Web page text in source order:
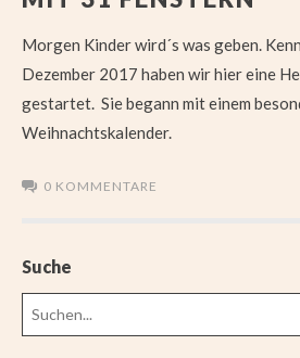
Morgen Kinder wird´s was geben.
Dezember 2017 haben wir hier eine
gestartet. Sie begann mit einem
Weihnachtskalender.
0 KOMMENTARE
Suche